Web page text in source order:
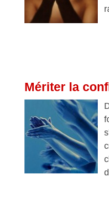
Mériter la